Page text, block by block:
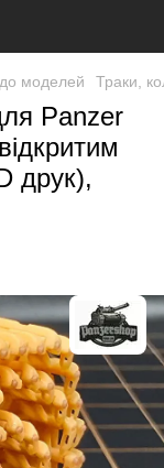
моделей Траки,
Panzer
друк),